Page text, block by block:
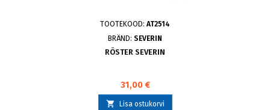
TOOTEKOOD: AT2514
BRÄND: SEVERIN
RÖSTER SEVERIN
31,00 €
 Lisa ostukorvi